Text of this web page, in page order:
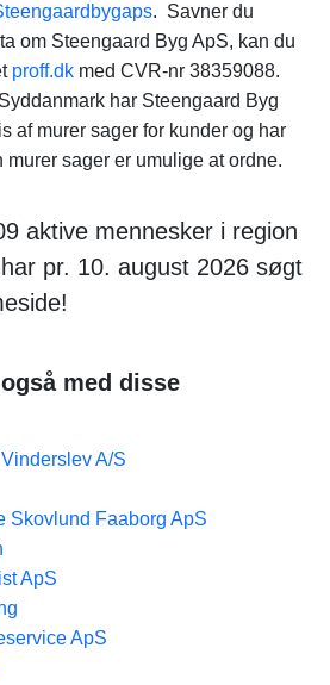
. Savner du
om Steengaard Byg ApS, kan du
proff.dk med CVR-nr 38359088.
har Steengaard Byg
af murer sager for kunder og har
sager er umulige at ordne.
aktive mennesker i region
pr. 10. august 2026 søgt
med disse
A/S
Skovlund Faaborg ApS​
ApS
ApS